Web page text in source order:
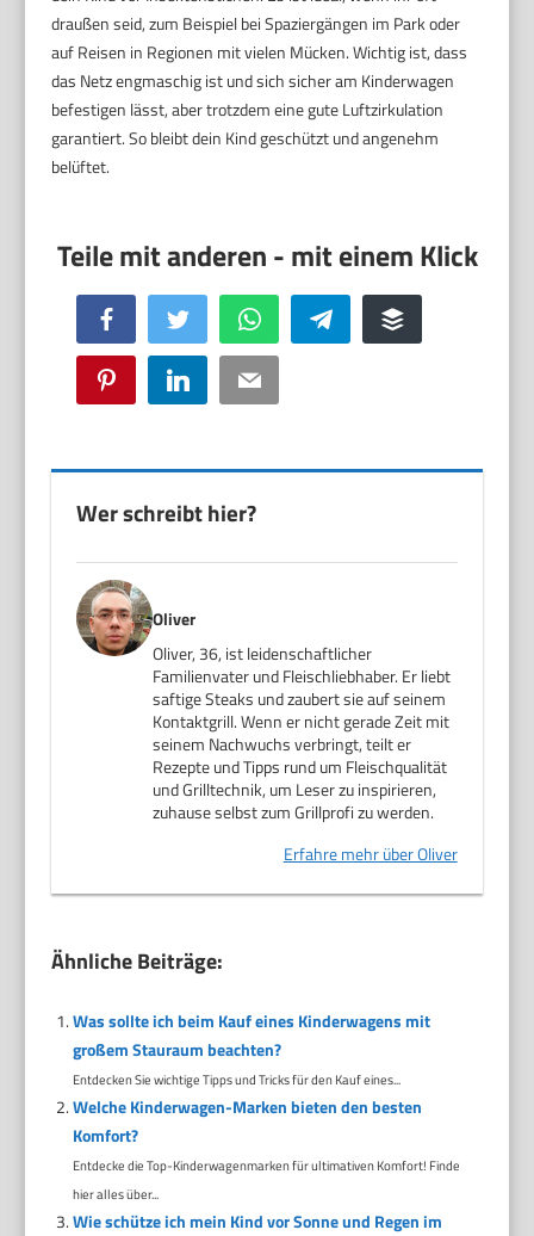
draußen seid, zum Beispiel bei Spaziergängen im Park oder
auf Reisen in Regionen mit vielen Mücken. Wichtig ist, dass
das Netz engmaschig ist und sich sicher am Kinderwagen
befestigen lässt, aber trotzdem eine gute Luftzirkulation
garantiert. So bleibt dein Kind geschützt und angenehm
belüftet.
Facebook Twitter WhatsApp Telegram Buffer
Pinterest LinkedIn Email
Wer schreibt hier?
Oliver
Oliver, 36, ist leidenschaftlicher
Familienvater und Fleischliebhaber. Er liebt
saftige Steaks und zaubert sie auf seinem
Kontaktgrill. Wenn er nicht gerade Zeit mit
seinem Nachwuchs verbringt, teilt er
Rezepte und Tipps rund um Fleischqualität
und Grilltechnik, um Leser zu inspirieren,
zuhause selbst zum Grillprofi zu werden.
Erfahre mehr über Oliver
Ähnliche Beiträge:
Was sollte ich beim Kauf eines Kinderwagens mit
großem Stauraum beachten?
Entdecken Sie wichtige Tipps und Tricks für den Kauf eines...
Welche Kinderwagen-Marken bieten den besten
Komfort?
Entdecke die Top-Kinderwagenmarken für ultimativen Komfort! Finde
hier alles über...
Wie schütze ich mein Kind vor Sonne und Regen im